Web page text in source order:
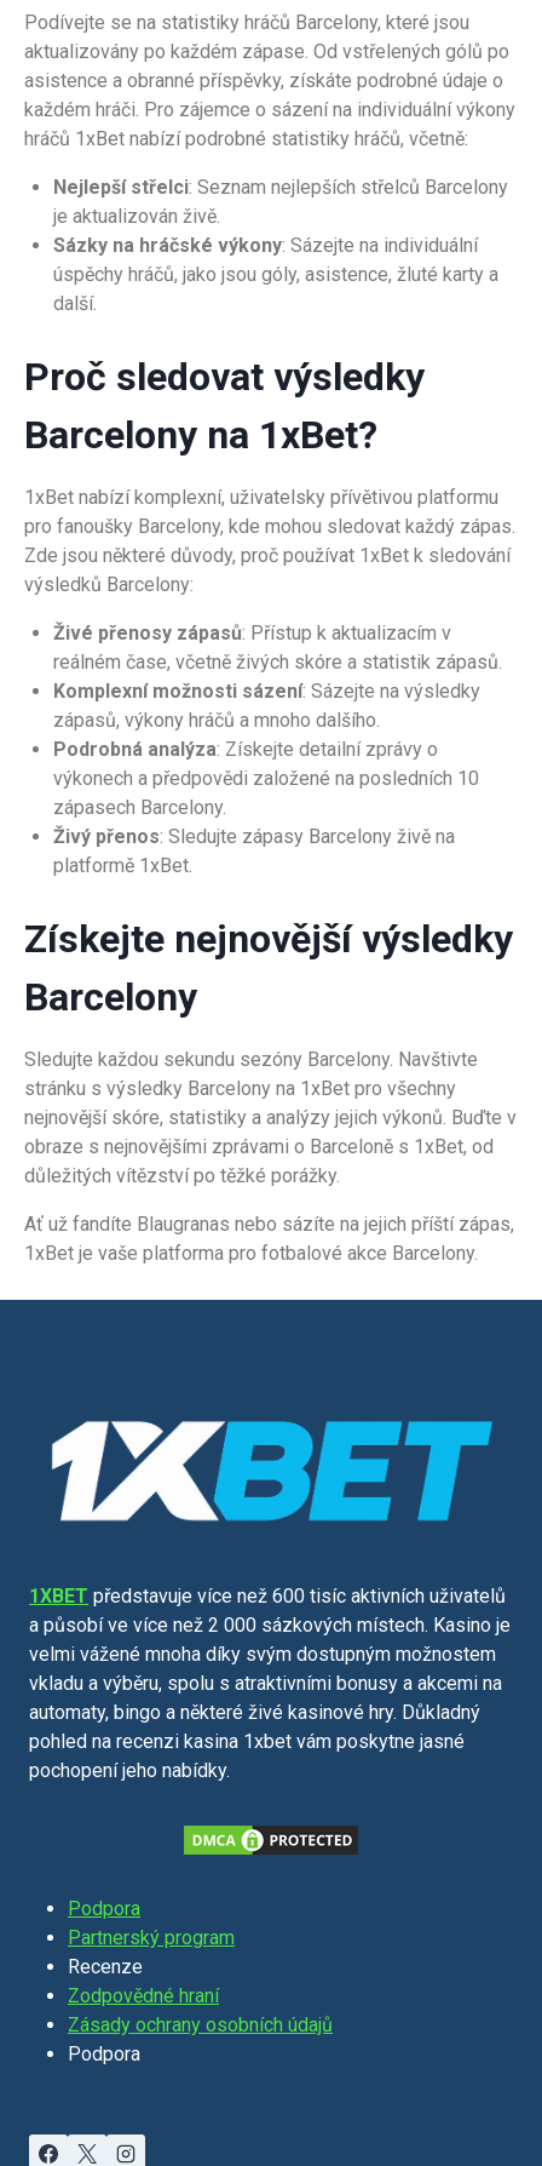
Podívejte se na statistiky hráčů Barcelony, které jsou
aktualizovány po každém zápase. Od vstřelených gólů po
asistence a obranné příspěvky, získáte podrobné údaje o
každém hráči. Pro zájemce o sázení na individuální výkony
hráčů 1xBet nabízí podrobné statistiky hráčů, včetně:
Nejlepší střelci: Seznam nejlepších střelců Barcelony
je aktualizován živě.
Sázky na hráčské výkony: Sázejte na individuální
úspěchy hráčů, jako jsou góly, asistence, žluté karty a
další.
Proč sledovat výsledky
Barcelony na 1xBet?
1xBet nabízí komplexní, uživatelsky přívětivou platformu
pro fanoušky Barcelony, kde mohou sledovat každý zápas.
Zde jsou některé důvody, proč používat 1xBet k sledování
výsledků Barcelony:
Živé přenosy zápasů: Přístup k aktualizacím v
reálném čase, včetně živých skóre a statistik zápasů.
Komplexní možnosti sázení: Sázejte na výsledky
zápasů, výkony hráčů a mnoho dalšího.
Podrobná analýza: Získejte detailní zprávy o
výkonech a předpovědi založené na posledních 10
zápasech Barcelony.
Živý přenos: Sledujte zápasy Barcelony živě na
platformě 1xBet.
Získejte nejnovější výsledky
Barcelony
Sledujte každou sekundu sezóny Barcelony. Navštivte
stránku s výsledky Barcelony na 1xBet pro všechny
nejnovější skóre, statistiky a analýzy jejich výkonů. Buďte v
obraze s nejnovějšími zprávami o Barceloně s 1xBet, od
důležitých vítězství po těžké porážky.
Ať už fandíte Blaugranas nebo sázíte na jejich příští zápas,
1xBet je vaše platforma pro fotbalové akce Barcelony.
1XBET představuje více než 600 tisíc aktivních uživatelů
a působí ve více než 2 000 sázkových místech. Kasino je
velmi vážené mnoha díky svým dostupným možnostem
vkladu a výběru, spolu s atraktivními bonusy a akcemi na
automaty, bingo a některé živé kasinové hry. Důkladný
pohled na recenzi kasina 1xbet vám poskytne jasné
pochopení jeho nabídky.
Podpora
Partnerský program
Recenze
Zodpovědné hraní
Zásady ochrany osobních údajů
Podpora